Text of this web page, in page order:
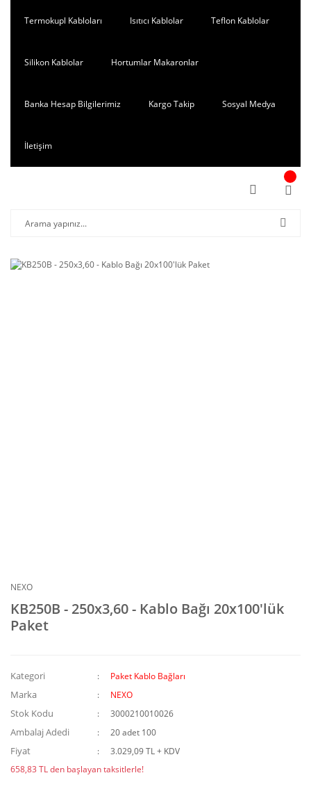
Termokupl Kabloları Isıtıcı Kablolar Teflon Kablolar
Silikon Kablolar Hortumlar Makaronlar
Banka Hesap Bilgilerimiz Kargo Takip Sosyal Medya
İletişim
NEXO
KB250B - 250x3,60 - Kablo Bağı 20x100'lük
Paket
Kategori Paket Kablo Bağları
Marka NEXO
Stok Kodu 3000210010026
Ambalaj Adedi 20 adet 100
Fiyat
3.029,09 TL + KDV
658,83 TL den başlayan taksitlerle!